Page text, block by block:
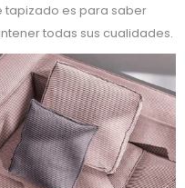
tapizado es para saber
todas sus cualidades.